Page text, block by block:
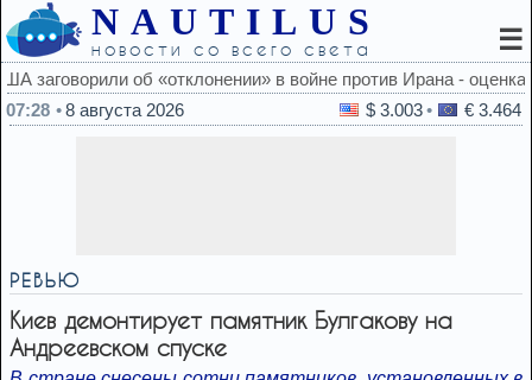
NAUTILUS
новости со всего света ☰
Ирана - оценка
07:28
8 августа 2026 $ 3.003 € 3.464
РЕВЬЮ
Киев демонтирует памятник Булгакову на
Андреевском спуске